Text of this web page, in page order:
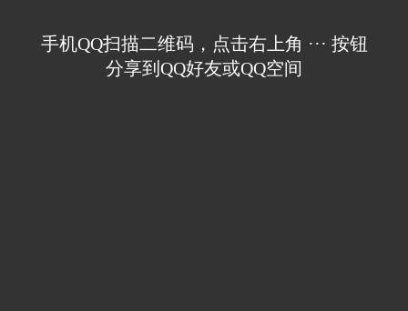
手机QQ扫描二维码，点击右上角 ··· 按钮
分享到QQ好友或QQ空间